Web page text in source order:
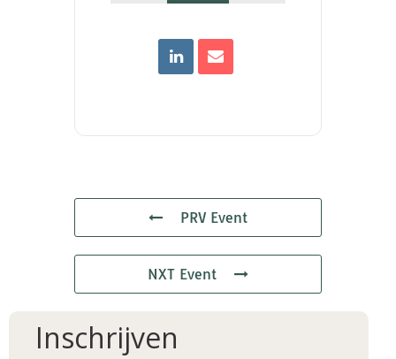
PRV Event
NXT Event
Inschrijven